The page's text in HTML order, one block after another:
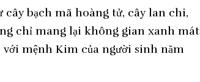
bạch mã hoàng tử, cây lan chi,
chỉ mang lại không gian xanh mát
mệnh Kim của người sinh năm